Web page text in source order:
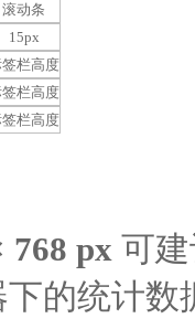
滚动条
15px
栏高度
栏高度
栏高度
768 px 可
的统计数